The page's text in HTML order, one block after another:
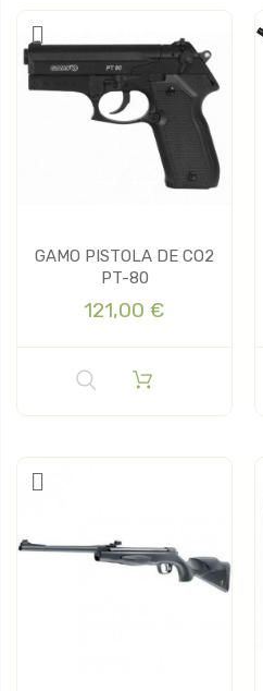
GAMO PISTOLA DE CO2
PT-80
121,00 €